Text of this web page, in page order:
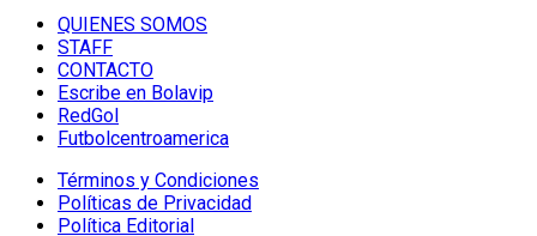
QUIENES SOMOS
STAFF
CONTACTO
Escribe en Bolavip
RedGol
Futbolcentroamerica
Términos y Condiciones
Políticas de Privacidad
Política Editorial